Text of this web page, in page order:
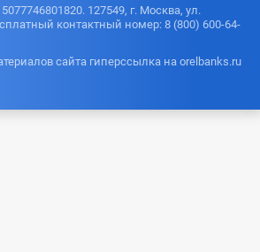
127549, г. Москва, ул.
контактный номер: 8 (800) 600-64-
сайта гиперссылка на orelbanks.ru